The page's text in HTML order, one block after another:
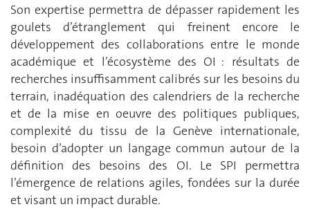
Son expertise permettra de dépasser rapidement les
goulets d’étranglement qui freinent encore le
développement des collaborations entre le monde
académique et l’écosystème des OI : résultats de
recherches insuffisamment calibrés sur les besoins du
terrain, inadéquation des calendriers de la recherche
et de la mise en oeuvre des politiques publiques,
complexité du tissu de la Genève internationale,
besoin d’adopter un langage commun autour de la
définition des besoins des OI. Le SPI permettra
l’émergence de relations agiles, fondées sur la durée
et visant un impact durable.